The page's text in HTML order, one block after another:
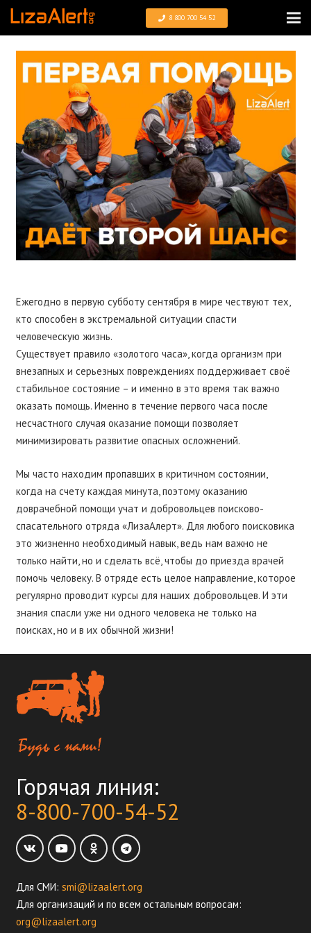
8 800 700 54 52
Ежегодно в первую субботу сентября в мире чествуют тех,
кто способен в экстремальной ситуации спасти
человеческую жизнь.
Существует правило «золотого часа», когда организм при
внезапных и серьезных повреждениях поддерживает своё
стабильное состояние – и именно в это время так важно
оказать помощь. Именно в течение первого часа после
несчастного случая оказание помощи позволяет
минимизировать развитие опасных осложнений.
Мы часто находим пропавших в критичном состоянии,
когда на счету каждая минута, поэтому оказанию
доврачебной помощи учат и добровольцев поисково-
спасательного отряда «ЛизаАлерт». Для любого поисковика
это жизненно необходимый навык, ведь нам важно не
только найти, но и сделать всё, чтобы до приезда врачей
помочь человеку. В отряде есть целое направление, которое
регулярно проводит курсы для наших добровольцев. И эти
знания спасли уже ни одного человека не только на
поисках, но и в их обычной жизни!
Горячая линия:
8-800-700-54-52
Для СМИ: smi@lizaalert.org
Для организаций и по всем остальным вопросам:
org@lizaalert.org